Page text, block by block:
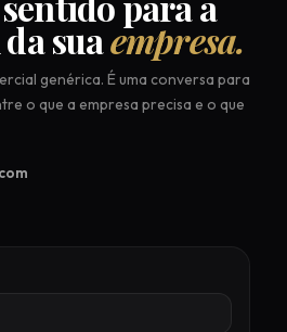
suaempresa.
genérica. É uma conversa para
o que a empresa precisa e o que